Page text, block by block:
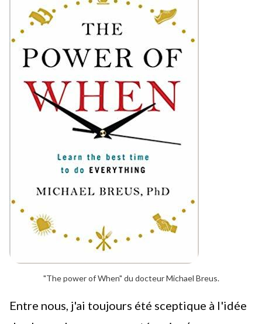
"The power of When" du docteur Michael Breus.
Entre nous, j'ai toujours été sceptique à l'idée